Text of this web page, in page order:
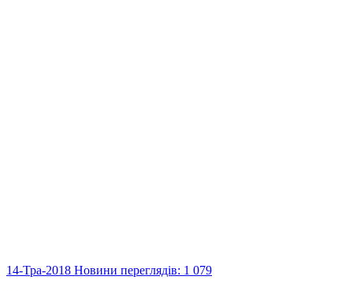
14-Тра-2018 Новини переглядів: 1 079